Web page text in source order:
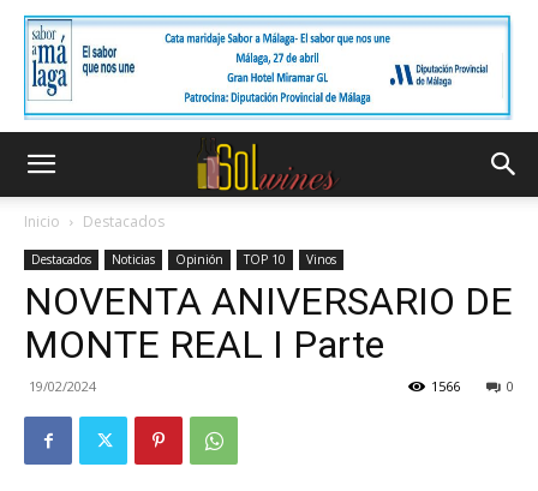
Inicio Destacados
Destacados Noticias Opinión TOP 10 Vinos
NOVENTA ANIVERSARIO DE
MONTE REAL I Parte
19/02/2024 0
1566